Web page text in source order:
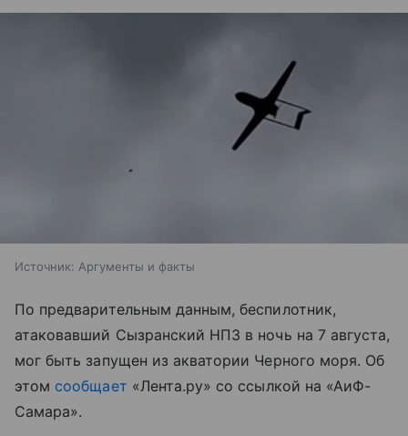
Источник: Аргументы и факты
По предварительным данным, беспилотник,
атаковавший Сызранский НПЗ в ночь на 7 августа,
мог быть запущен из акватории Черного моря. Об
этом сообщает «Лента.ру» со ссылкой на «АиФ-
Самара».